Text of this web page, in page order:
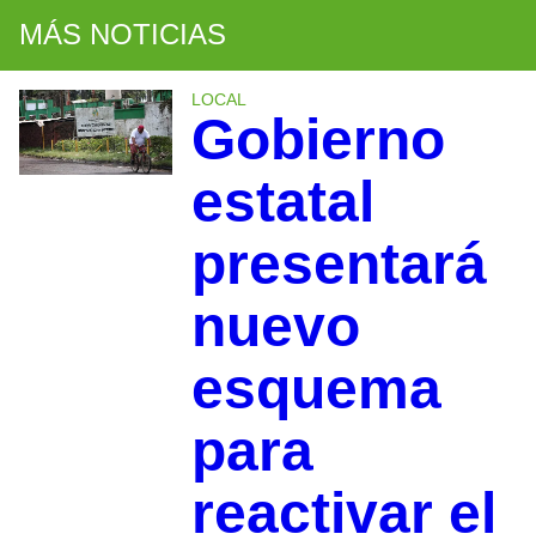
MÁS NOTICIAS
LOCAL
Gobierno
estatal
presentará
nuevo
esquema
para
reactivar el